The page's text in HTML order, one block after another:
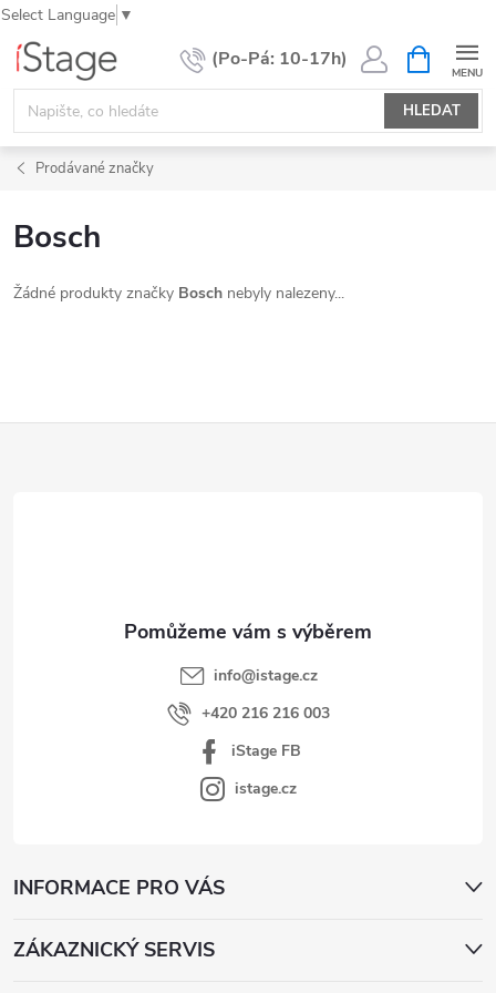
Select Language ▼
Přejít
obsah
HLEDAT
NÁKUPNÍ
KOŠÍK
Prodávané značky
Bosch
Žádné produkty značky Bosch nebyly nalezeny...
info@istage.cz
+420 216 216 003
iStage FB
istage.cz
INFORMACE PRO VÁS
ZÁKAZNICKÝ SERVIS